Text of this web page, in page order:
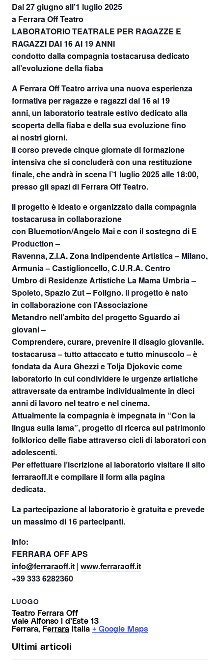
Dal 27 giugno all’1 luglio 2025
a Ferrara Off Teatro
LABORATORIO TEATRALE PER RAGAZZE E
RAGAZZI DAI 16 AI 19 ANNI
condotto dalla compagnia tostacarusa dedicato
all’evoluzione della fiaba
A Ferrara Off Teatro arriva una nuova esperienza
formativa per ragazze e ragazzi dai 16 ai 19
anni, un laboratorio teatrale estivo dedicato alla
scoperta della fiaba e della sua evoluzione fino
ai nostri giorni.
Il corso prevede cinque giornate di formazione
intensiva che si concluderà con una restituzione
finale, che andrà in scena l’1 luglio 2025 alle 18:00,
presso gli spazi di Ferrara Off Teatro.
Il progetto è ideato e organizzato dalla compagnia
tostacarusa in collaborazione
con Bluemotion/Angelo Mai e con il sostegno di E
Production –
Ravenna, Z.I.A. Zona Indipendente Artistica – Milano,
Armunia – Castiglioncello, C.U.R.A. Centro
Umbro di Residenze Artistiche La Mama Umbria –
Spoleto, Spazio Zut – Foligno. Il progetto è nato
in collaborazione con l’Associazione
Metandro nell’ambito del progetto Sguardo ai
giovani –
Comprendere, curare, prevenire il disagio giovanile.
tostacarusa – tutto attaccato e tutto minuscolo – è
fondata da Aura Ghezzi e Tolja Djokovic come
laboratorio in cui condividere le urgenze artistiche
attraversate da entrambe individualmente in dieci
anni di lavoro nel teatro e nel cinema.
Attualmente la compagnia è impegnata in “Con la
lingua sulla lama”, progetto di ricerca sul patrimonio
folklorico delle fiabe attraverso cicli di laboratori con
adolescenti.
Per effettuare l’iscrizione al laboratorio visitare il sito
ferraraoff.it e compilare il form alla pagina
dedicata.
La partecipazione al laboratorio è gratuita e prevede
un massimo di 16 partecipanti.
Info:
FERRARA OFF APS
info@ferraraoff.it | www.ferraraoff.it
+39 333 6282360
LUOGO
Teatro Ferrara Off
viale Alfonso I d’Este 13
Ferrara Ferrara Italia + Google Maps
Ultimi articoli